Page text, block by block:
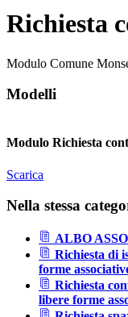
Richiesta
Modulo Comune
Modelli
Modulo Richiesta
Scarica
Nella stessa
ALBO
Richiesta di
forme
Richiesta
libere forme